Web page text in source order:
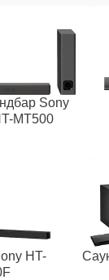
Sony
MT500
HT-